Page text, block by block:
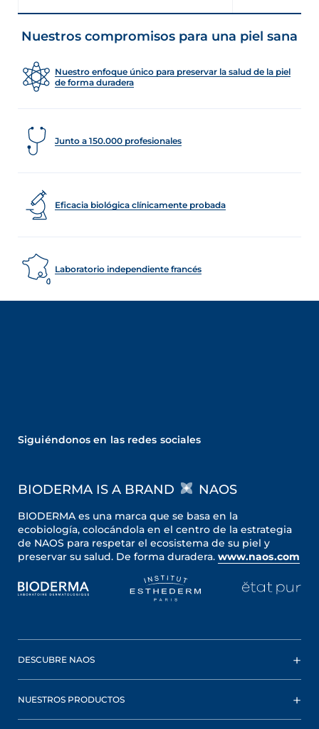
Nuestros compromisos para una piel sana
Nuestro enfoque único para preservar la salud de la piel
de forma duradera
Junto a 150.000 profesionales
Eficacia biológica clínicamente probada
Laboratorio independiente francés
Siguiéndonos en las redes sociales
BIODERMA IS A BRAND NAOS
BIODERMA es una marca que se basa en la
ecobiología, colocándola en el centro de la estrategia
de NAOS para respetar el ecosistema de su piel y
preservar su salud. De forma duradera. www.naos.com
DESCUBRE NAOS
NUESTROS PRODUCTOS